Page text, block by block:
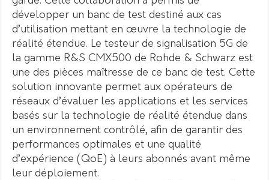
développer un banc de test destiné aux cas
d’utilisation mettant en œuvre la technologie de
réalité étendue. Le testeur de signalisation 5G de
la gamme R&S CMX500 de Rohde & Schwarz est
une des pièces maîtresse de ce banc de test. Cette
solution innovante permet aux opérateurs de
réseaux d’évaluer les applications et les services
basés sur la technologie de réalité étendue dans
un environnement contrôlé, afin de garantir des
performances optimales et une qualité
d’expérience (QoE) à leurs abonnés avant même
leur déploiement.